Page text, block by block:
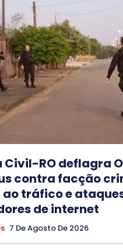
Civil-RO deflagra
contra facção
tráfico e
de internet
7 De Agosto De 2026